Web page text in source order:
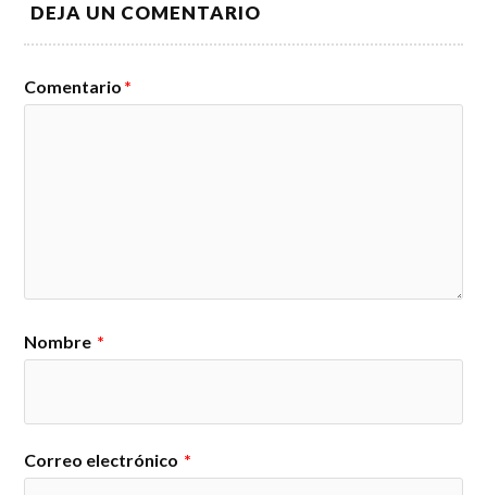
DEJA UN COMENTARIO
Comentario *
Nombre *
Correo electrónico *